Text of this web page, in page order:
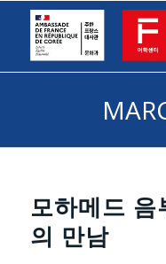
모하메드
의 만남